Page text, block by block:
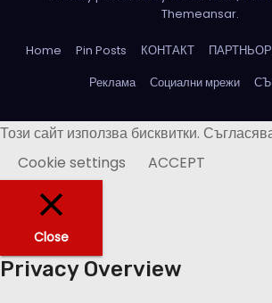
Themeansar.
Home Pin Posts КОНТАКТ
Реклама
Социални мрежи
Този сайт използва бисквитки.
Cookie settings
ACCEPT
Close
Privacy Overview